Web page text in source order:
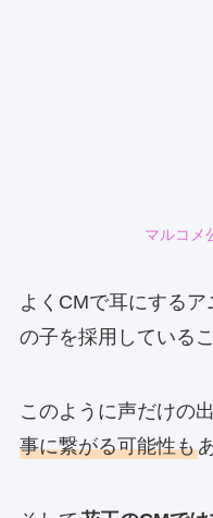
マルコメ
よくCMで耳にする
の子を採用している
このように声だけの
事に繋がる可能性も